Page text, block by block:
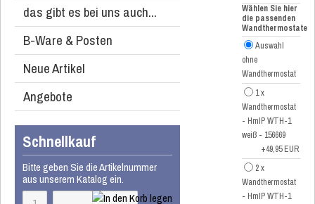
das gibt es bei uns auch...
B-Ware & Posten
Neue Artikel
Angebote
Schnellkauf
Bitte geben Sie die Artikelnummer
aus unserem Katalog ein.
Wählen Sie hier
die passenden
Wandthermostate
Auswahl
ohne
Wandthermostat
1 x
Wandthermostat
- HmIP WTH-1
weiß - 156669
+49,95 EUR
2 x
Wandthermostat
- HmIP WTH-1